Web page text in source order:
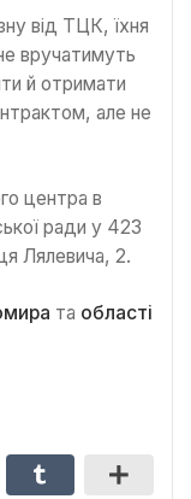
від ТЦК, їхня
вручатимуть
й отримати
але не
центра в
ради у 423
Лялевича, 2.
та області